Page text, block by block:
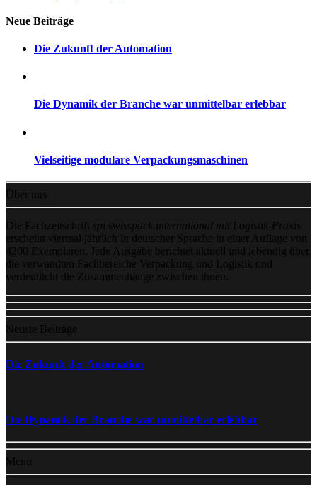
Neue Beiträge
Die Zukunft der Automation
Die Dynamik der Branche war unmittelbar erlebbar
Vielseitige modulare Verpackungsmaschinen
Über uns
Die Fachzeitschrift
spi swisspack international mit Logistik-Praxis
erscheint viermal jährlich in deutscher Sprache in einer Auflage von
4200 Exemplaren. Jede Ausgabe berichtet aktuell und lebendig über
die verwandten Fachbereiche Verpackung und Logistik und
verdeutlicht die Zusammenhänge zwischen ihnen.
Neuste Beiträge
Die Zukunft der Automation
Die Dynamik der Branche war unmittelbar erlebbar
Menu